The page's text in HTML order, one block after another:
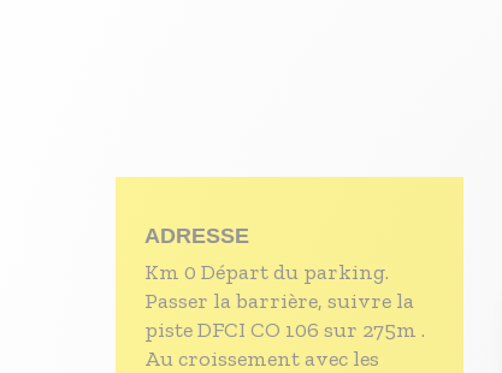
ADRESSE
Km 0 Départ du parking.
Passer la barrière, suivre la
piste DFCI CO 106 sur 275m .
Au croissement avec les